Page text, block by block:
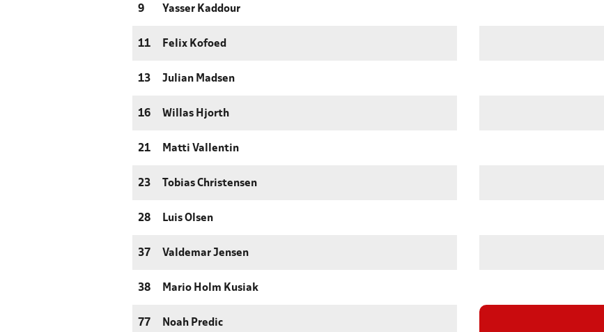
9 Yasser Kaddour
11 Felix Kofoed
13 Julian Madsen
16 Willas Hjorth
21 Matti Vallentin
23 Tobias Christensen
28 Luis Olsen
37 Valdemar Jensen
38 Mario Holm Kusiak
77 Noah Predic